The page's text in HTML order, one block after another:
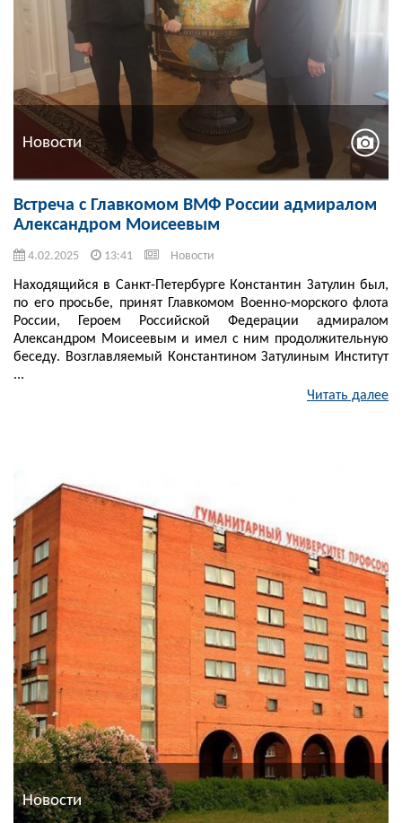
Новости
Встреча с Главкомом ВМФ России адмиралом
Александром Моисеевым
4.02.2025 13:41 Новости
Находящийся в Санкт-Петербурге Константин Затулин был,
по его просьбе, принят Главкомом Военно-морского флота
России, Героем Российской Федерации адмиралом
Александром Моисеевым и имел с ним продолжительную
беседу. Возглавляемый Константином Затулиным Институт
...
Читать далее
Новости